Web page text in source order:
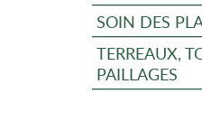
SOIN DES
TERREAUX,
PAILLAGES